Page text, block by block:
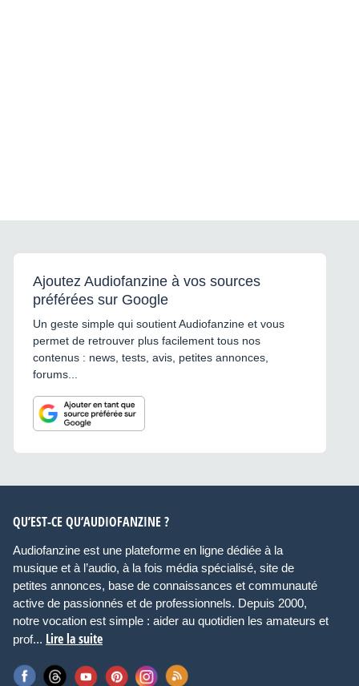
Ajoutez Audiofanzine à vos sources
préférées sur Google
Un geste simple qui soutient Audiofanzine et vous
permet de retrouver plus facilement tous nos
contenus : news, tests, avis, petites annonces,
forums...
QU’EST-CE QU’AUDIOFANZINE ?
Audiofanzine est une plateforme en ligne dédiée à la
musique et à l’audio, à la fois média spécialisé, site de
petites annonces, base de connaissances et communauté
active de passionnés et de professionnels. Depuis 2000,
notre vocation est simple : aider au quotidien les amateurs et
prof... Lire la suite